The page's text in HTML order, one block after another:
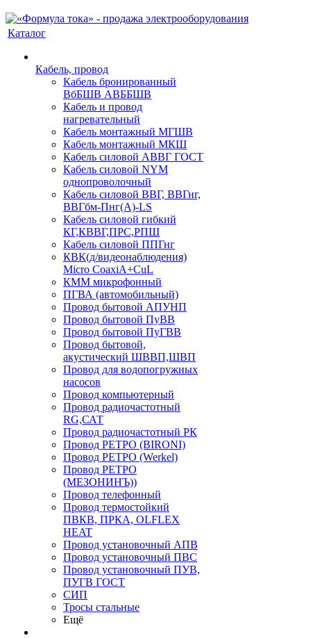
Каталог
Кабель, провод
Кабель бронированный
ВбБШВ АВББШВ
Кабель и провод
нагревательный
Кабель монтажный МГШВ
Кабель монтажный МКШ
Кабель силовой АВВГ ГОСТ
Кабель силовой NYM
однопроволочный
Кабель силовой ВВГ, ВВГнг,
ВВГбм-Пнг(А)-LS
Кабель силовой гибкий
КГ,КВВГ,ПРС,РПШ
Кабель силовой ППГнг
КВК(д/видеонаблюдения)
Micro CoaxiA+CuL
КММ микрофонный
ПГВА (автомобильный)
Провод бытовой АПУНП
Провод бытовой ПуВВ
Провод бытовой ПуГВВ
Провод бытовой,
акустический ШВВП,ШВП
Провод для водопогружных
насосов
Провод компьютерный
Провод радиочастотный
RG,САТ
Провод радиочастотный РК
Провод РЕТРО (BIRONI)
Провод РЕТРО (Werkel)
Провод РЕТРО
(МЕЗОНИНЪ))
Провод телефонный
Провод термостойкий
ПВКВ, ПРКА, OLFLEX
HEAT
Провод установочный АПВ
Провод установочный ПВС
Провод установочный ПУВ,
ПУГВ ГОСТ
СИП
Тросы стальные
Ещё